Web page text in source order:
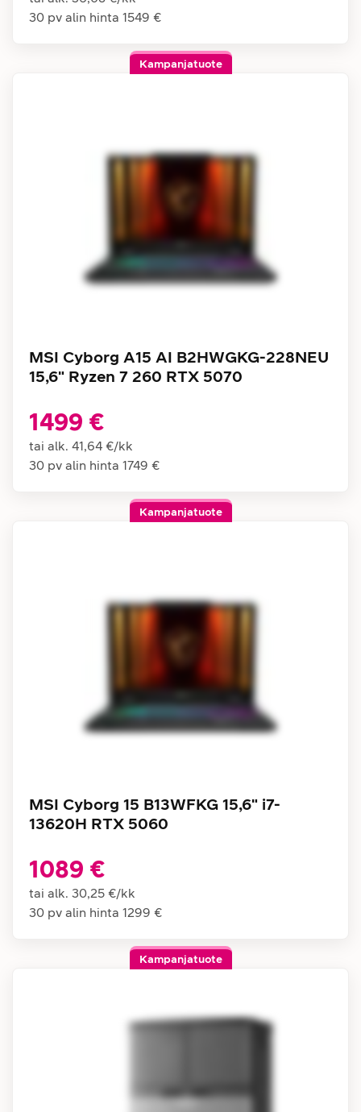
30 pv alin hinta 1549 €
Kampanjatuote
MSI Cyborg A15 AI B2HWGKG-228NEU
15,6" Ryzen 7 260 RTX 5070
1499 €
tai alk. 41,64 €/kk
30 pv alin hinta 1749 €
Kampanjatuote
MSI Cyborg 15 B13WFKG 15,6" i7-
13620H RTX 5060
1089 €
tai alk. 30,25 €/kk
30 pv alin hinta 1299 €
Kampanjatuote